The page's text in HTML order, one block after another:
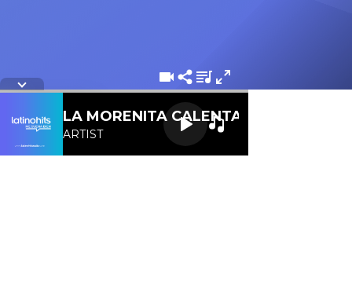
LA MORENITA CALENTANA 107.1 FM
ARTIST
Letra de la cancion